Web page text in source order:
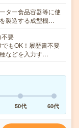
ター食品容器等に使
製造する成型機…
不要
もOK！履歴書不要
などを入力す…
50代 60代